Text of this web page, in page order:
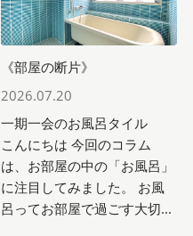
《部屋の断片》
2026.07.20
一期一会のお風呂タイル
こんにちは 今回のコラム
は、お部屋の中の「お風呂」
に注目してみました。 お風
呂ってお部屋で過ごす大切...